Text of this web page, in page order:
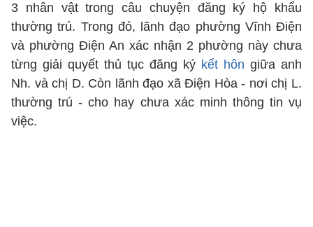
3 nhân vật trong câu chuyện đăng ký hộ khẩu
thường trú. Trong đó, lãnh đạo phường Vĩnh Điện
và phường Điện An xác nhận 2 phường này chưa
từng giải quyết thủ tục đăng ký kết hôn giữa anh
Nh. và chị D. Còn lãnh đạo xã Điện Hòa - nơi chị L.
thường trú - cho hay chưa xác minh thông tin vụ
việc.